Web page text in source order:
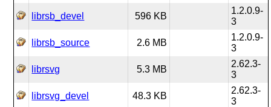
librsb_devel 596 KB
1.2.0.9-
3
librsb_source 2.6 MB
1.2.0.9-
3
librsvg 5.3 MB
2.62.3-
3
librsvg_devel 48.3 KB
2.62.3-
3